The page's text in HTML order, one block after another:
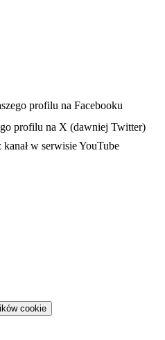
nowej karcieprofilu na Facebooku
profilu na X (dawniej Twitter)
nowej karciew serwisie YouTube
cookie